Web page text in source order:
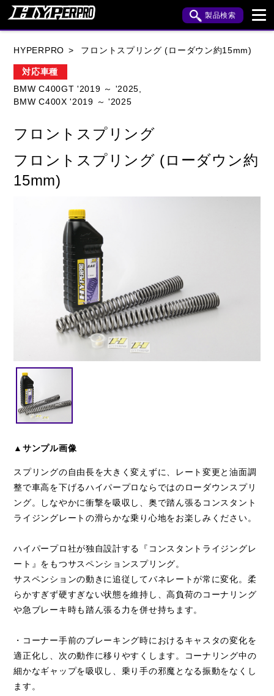
製品検索
KAWASAKI APRILIA
BUELL CAGIVA DUCATI
HARLEY DAVIDSON
KTM
MV AGUSTA
TRIUMPH
閉じる
HYPERPRO フロントスプリング (ローダウン約15mm)
対応車種
BMW C400GT '2019 ～ '2025,
BMW C400X '2019 ～ '2025
フロントスプリング
フロントスプリング (ローダウン約
15mm)
▲サンプル画像
スプリングの自由長を大きく変えずに、レート変更と油面調
整で車高を下げるハイパープロならではのローダウンスプリ
ング。しなやかに衝撃を吸収し、奥で踏ん張るコンスタント
ライジングレートの滑らかな乗り心地をお楽しみください。
ハイパープロ社が独自設計する『コンスタントライジングレ
ート』をもつサスペンションスプリング。
サスペンションの動きに追従してバネレートが常に変化。柔
らかすぎず硬すぎない状態を維持し、高負荷のコーナリング
や急ブレーキ時も踏ん張る力を併せ持ちます。
・コーナー手前のブレーキング時におけるキャスタの変化を
適正化し、次の動作に移りやすくします。コーナリング中の
細かなギャップを吸収し、乗り手の邪魔となる振動をなくし
ます。